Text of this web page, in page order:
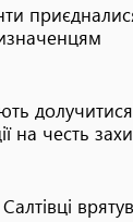
на честь